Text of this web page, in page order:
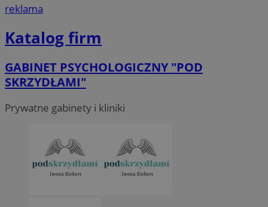
reklama
Katalog firm
GABINET PSYCHOLOGICZNY "POD
SKRZYDŁAMI"
Prywatne gabinety i kliniki